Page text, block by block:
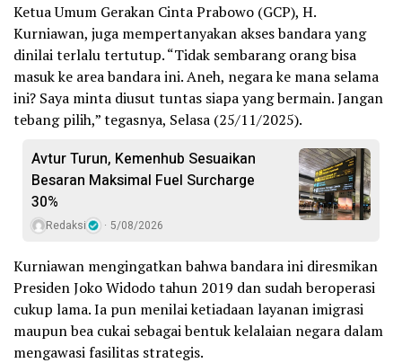
Ketua Umum Gerakan Cinta Prabowo (GCP), H.
Kurniawan, juga mempertanyakan akses bandara yang
dinilai terlalu tertutup. “Tidak sembarang orang bisa
masuk ke area bandara ini. Aneh, negara ke mana selama
ini? Saya minta diusut tuntas siapa yang bermain. Jangan
tebang pilih,” tegasnya, Selasa (25/11/2025).
Avtur Turun, Kemenhub Sesuaikan
Besaran Maksimal Fuel Surcharge
30%
Redaksi 5/08/2026
Kurniawan mengingatkan bahwa bandara ini diresmikan
Presiden Joko Widodo tahun 2019 dan sudah beroperasi
cukup lama. Ia pun menilai ketiadaan layanan imigrasi
maupun bea cukai sebagai bentuk kelalaian negara dalam
mengawasi fasilitas strategis.